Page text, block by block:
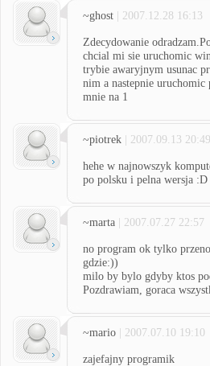
~ghost | 2007.12.28 16:13
Zdecydowanie
chcial mi sie uruchomic
trybie awaryjnym usunac
nim a nastepnie uruchomic
mnie na 1
~piotrek | 2007.09.13 20:49
hehe w najnowszyk
po polsku i pelna wersja
~marta | 2007.07.27 22:57
no program ok tylko
gdzie:))
milo by bylo gdyby ktos
Pozdrawiam, goraca
~mario | 2007.07.10 19:10
zajefajny programik